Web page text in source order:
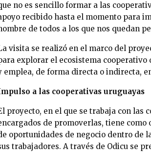
no es sencillo formar a las
recibido hasta el momento para
de todos a los que nos quedan
visita se realizó en el marco del
explorar el ecosistema cooperativo
emplea, de forma directa o indirecta,
a las cooperativas uruguayas
proyecto, en el que se trabaja con las
de promoverlas, tiene
oportunidades de negocio dentro de
trabajadores. A través de Odicu se